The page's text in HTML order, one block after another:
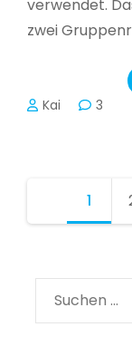
verwendet.
zwei
Kai 3
1
Suchen
nach: